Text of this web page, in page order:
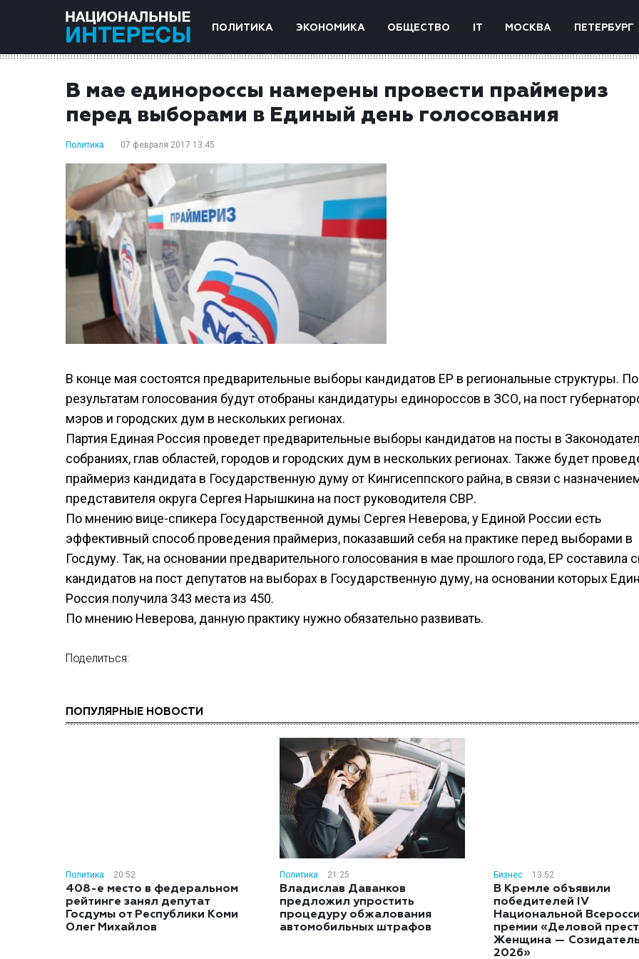
ПОЛИТИКА ЭКОНОМИКА ОБЩЕСТВО IT МОСКВА ПЕТЕРБУРГ
В мае единороссы намерены провести праймериз
перед выборами в Единый день голосования
Политика 07 февраля 2017 13:45
В конце мая состоятся предварительные выборы кандидатов ЕР в региональные структуры. По
результатам голосования будут отобраны кандидатуры единороссов в ЗСО, на пост
мэров и городских дум в нескольких регионах.
Партия Единая Россия проведет предварительные выборы кандидатов на посты в
собраниях, глав областей, городов и городских дум в нескольких регионах. Также будет
праймериз кандидата в Государственную думу от Кингисеппского райна, в связи с
представителя округа Сергея Нарышкина на пост руководителя СВР.
По мнению вице-спикера Государственной думы Сергея Неверова, у Единой России есть
эффективный способ проведения праймериз, показавший себя на практике перед выборами в
Госдуму. Так, на основании предварительного голосования в мае прошлого года, ЕР составила
кандидатов на пост депутатов на выборах в Государственную думу, на основании которых
Россия получила 343 места из 450.
По мнению Неверова, данную практику нужно обязательно развивать.
Поделиться:
ПОПУЛЯРНЫЕ НОВОСТИ
Политика 20:52
408-е место в федеральном
рейтинге занял депутат
Госдумы от Республики Коми
Олег Михайлов
Политика 21:25
Владислав Даванков
предложил упростить
процедуру обжалования
автомобильных штрафов
Бизнес 13:52
В Кремле объявили
победителей IV
Национальной
премии «Деловой
Женщина —
2026»